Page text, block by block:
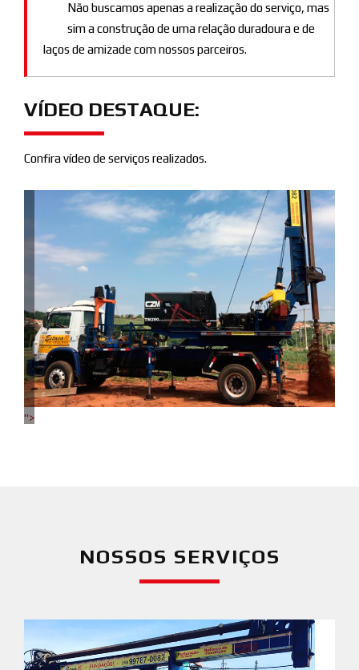
Não buscamos apenas a realização do serviço, mas
sim a construção de uma relação duradoura e de
laços de amizade com nossos parceiros.
VÍDEO DESTAQUE:
Confira vídeo de serviços realizados.
">
NOSSOS SERVIÇOS